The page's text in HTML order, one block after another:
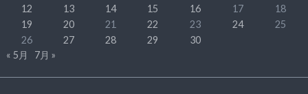
12
13 14 15 16 17
18
19
20 21 22 23 24
25
26
27 28 29
30
« 5月
7月 »